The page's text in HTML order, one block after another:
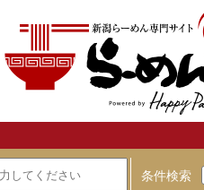
条件検索